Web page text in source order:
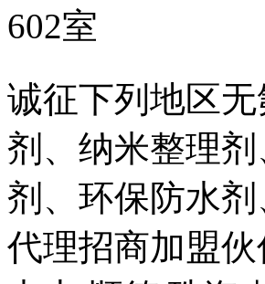
602室
诚征下列地区
剂、纳米整理
剂、环保防水
代理招商加盟